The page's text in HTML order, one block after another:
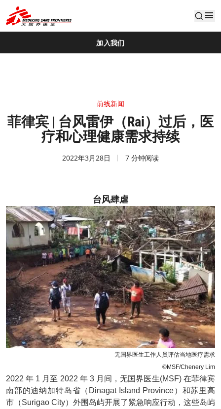
default
加入我们
前线新闻
菲律宾 | 台风雷伊（Rai）过后，医
疗和心理健康需求持续
2022年3月28日 7 分钟阅读
台风肆虐
无国界医生工作人员评估当地医疗需求
©MSF/Chenery Lim
2022 年 1 月至 2022 年 3 月间，无国界医生(MSF) 在菲律宾
南部的迪纳加特岛省（Dinagat Island Province）和苏里高
市（Surigao City）外围岛屿开展了紧急响应行动，这些岛屿